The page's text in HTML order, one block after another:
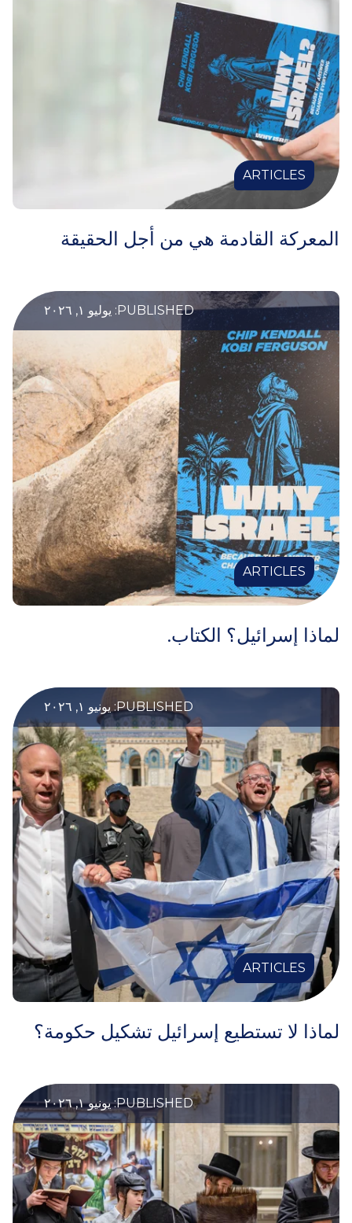
ARTICLES
المعركة القادمة هي من أجل الحقيقة
PUBLISHED: يوليو ١, ٢٠٢٦
ARTICLES
لماذا إسرائيل؟ الكتاب.
PUBLISHED: يونيو ١, ٢٠٢٦
ARTICLES
لماذا لا تستطيع إسرائيل تشكيل حكومة؟
PUBLISHED: يونيو ١, ٢٠٢٦